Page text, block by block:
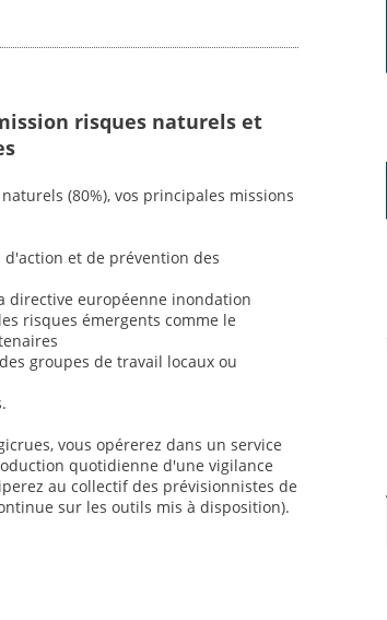
risques naturels et
(80%), vos principales missions
et de prévention des
directive européenne inondation
risques émergents comme le
groupes de travail locaux ou
vous opérerez dans un service
quotidienne d'une vigilance
au collectif des prévisionnistes de
sur les outils mis à disposition).